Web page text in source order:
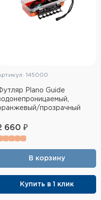
145000
Plano Guide
прозрачный
660 ₽
В корзину
Купить в 1 клик